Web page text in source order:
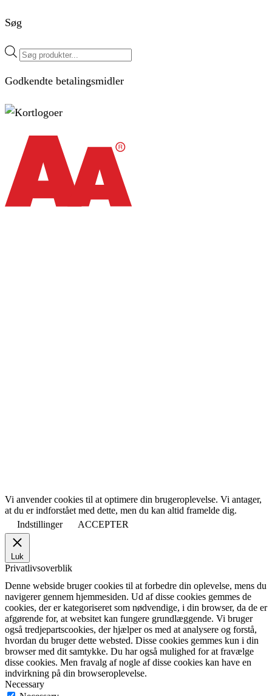
Søg
Products
search
Godkendte betalingsmidler
Vi anvender cookies til at optimere din brugeroplevelse. Vi antager,
at du er indforstået med dette, men du kan altid framelde dig.
Indstillinger
ACCEPTER
Luk
Privatlivsoverblik
Denne webside bruger cookies til at forbedre din oplevelse, mens du
navigerer gennem hjemmesiden. Ud af disse cookies gemmes de
cookies, der er kategoriseret som nødvendige, i din browser, da de er
afgørende for, at websitet kan fungere grundlæggende. Vi bruger
også tredjepartscookies, der hjælper os med at analysere og forstå,
hvordan du bruger dette websted. Disse cookies gemmes kun i din
browser med dit samtykke. Du har også mulighed for at fravælge
disse cookies. Men fravalg af nogle af disse cookies kan have en
indvirkning på din browseroplevelse.
Necessary